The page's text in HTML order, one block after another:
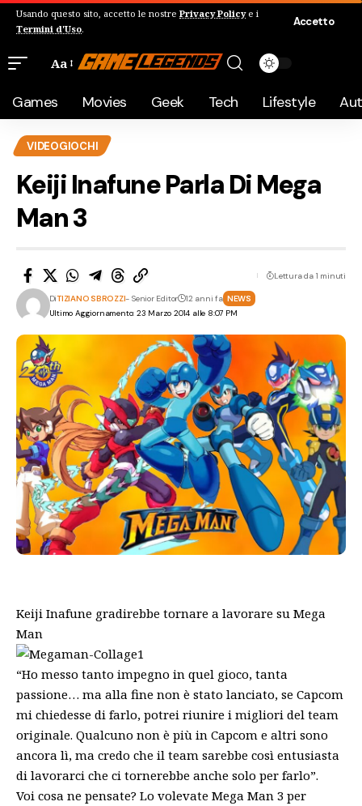
Usando questo sito, accetto le nostre Privacy Policye i
Termini d'Uso.
Accetto
Aa
Games Movies Geek Tech Lifestyle
VIDEOGIOCHI
Keiji Inafune Parla Di Mega
Man 3
Ultimo Aggiornamento: 23 Marzo 2014 alle 8:07 PM
DiTIZIANO SBROZZI- Senior Editor 12 anni fa NEWS
Lettura da 1 minuti
Keiji Inafune gradirebbe tornare a lavorare su Mega
Man
“Ho messo tanto impegno in quel gioco, tanta
passione… ma alla fine non è stato lanciato, se Capcom
mi chiedesse di farlo, potrei riunire i migliori del team
originale. Qualcuno non è più in Capcom e altri sono
ancora lì, ma credo che il team sarebbe così entusiasta
di lavorarci che ci tornerebbe anche solo per farlo”.
Voi cosa ne pensate? Lo volevate Mega Man 3 per